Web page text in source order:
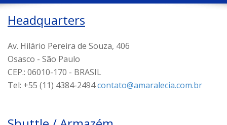
Headquarters
Av. Hilário Pereira de Souza, 406
Osasco - São Paulo
CEP.: 06010-170 - BRASIL
Tel: +55 (11) 4384-2494contato@amaralecia.com.br